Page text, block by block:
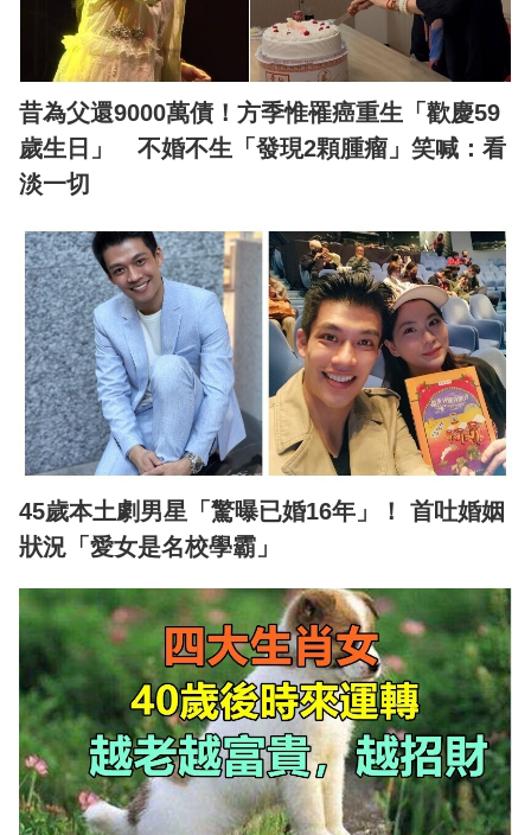
昔為父還9000萬債！方季惟罹癌重生「歡慶59
歲生日」 不婚不生「發現2顆腫瘤」笑喊：看
淡一切
45歲本土劇男星「驚曝已婚16年」！ 首吐婚姻
狀況「愛女是名校學霸」